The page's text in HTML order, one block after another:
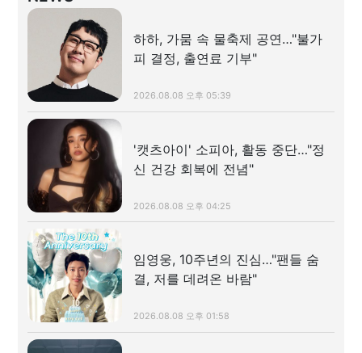
하하, 가뭄 속 물축제 공연…"불가
피 결정, 출연료 기부"
2026.08.08 오후 05:39
'캣츠아이' 소피아, 활동 중단…"정
신 건강 회복에 전념"
2026.08.08 오후 04:25
임영웅, 10주년의 진심…"팬들 숨
결, 저를 데려온 바람"
2026.08.08 오후 01:58